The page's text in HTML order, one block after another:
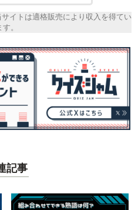
イトは適格販売により収入を得てい
す。
記事